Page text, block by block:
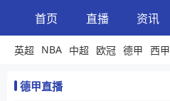
首页 直播 资讯
英超 NBA 中超 欧冠 德甲 西甲
德甲直播